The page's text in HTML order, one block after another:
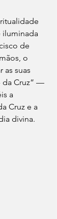
iluminada
de
o
as suas
da Cruz” —
a
Cruz e a
divina.